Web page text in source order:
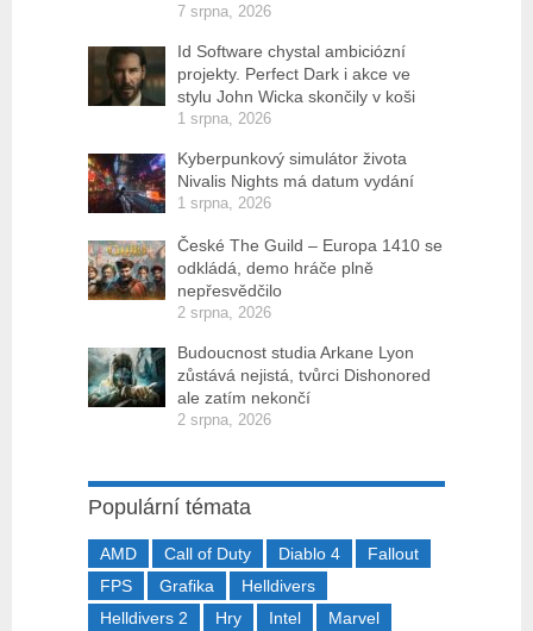
7 srpna, 2026
Id Software chystal ambiciózní
projekty. Perfect Dark i akce ve
stylu John Wicka skončily v koši
1 srpna, 2026
Kyberpunkový simulátor života
Nivalis Nights má datum vydání
1 srpna, 2026
České The Guild – Europa 1410 se
odkládá, demo hráče plně
nepřesvědčilo
2 srpna, 2026
Budoucnost studia Arkane Lyon
zůstává nejistá, tvůrci Dishonored
ale zatím nekončí
2 srpna, 2026
Populární témata
AMD Call of Duty Diablo 4
Fallout
FPS
Grafika
Helldivers
Helldivers 2
Hry Intel
Marvel